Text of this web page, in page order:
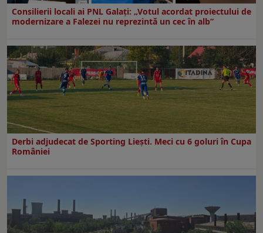
Consilierii locali ai PNL Galaţi: „Votul acordat proiectului de
modernizare a Falezei nu reprezintă un cec în alb”
Derbi adjudecat de Sporting Liești. Meci cu 6 goluri în Cupa
României